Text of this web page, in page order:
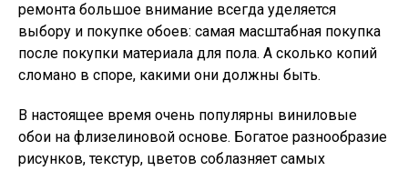
ремонта большое внимание всегда уделяется
выбору и покупке обоев: самая масштабная покупка
после покупки материала для пола. А сколько копий
сломано в споре, какими они должны быть.
В настоящее время очень популярны виниловые
обои на флизелиновой основе. Богатое разнообразие
рисунков, текстур, цветов соблазняет самых